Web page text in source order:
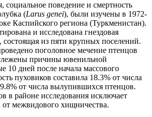
социальное поведение и смертность
(Larus genei), были изучены в 1972-
Каспийского региона (Туркменистан).
и исследована гнездовая
состоящая из пяти крупных поселений.
поголовное мечение птенцов
причины ювенильной
10 дней после начала массового
пуховиков составила 18.3% от числа
от числа вылупившихся птенцов.
в районе исследования исключает
от межвидового хищничества.